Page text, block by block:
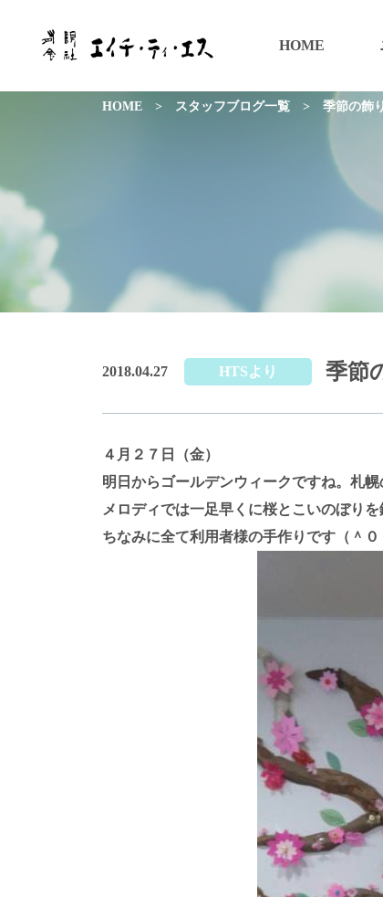
HOME
HOME > スタッフブログ一覧 > 季節の飾り
2018.04.27 HTSより 季節
４月２７日（金）
明日からゴールデンウィークですね。札幌
メロディでは一足早くに桜とこいのぼりを
ちなみに全て利用者様の手作りです（＾０